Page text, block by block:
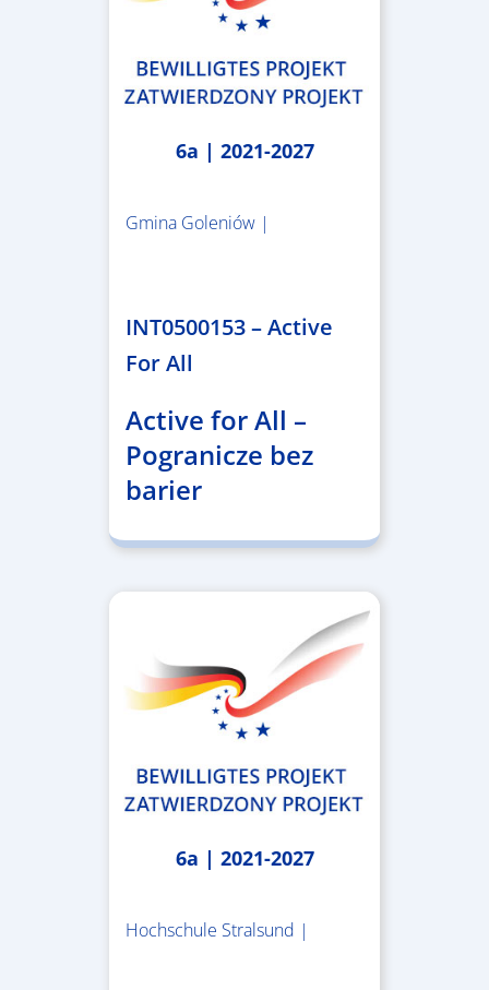
6a | 2021-2027
Gmina Goleniów |
INT0500153 – Active
For All
Active for All –
Pogranicze bez
barier
6a | 2021-2027
Hochschule Stralsund |